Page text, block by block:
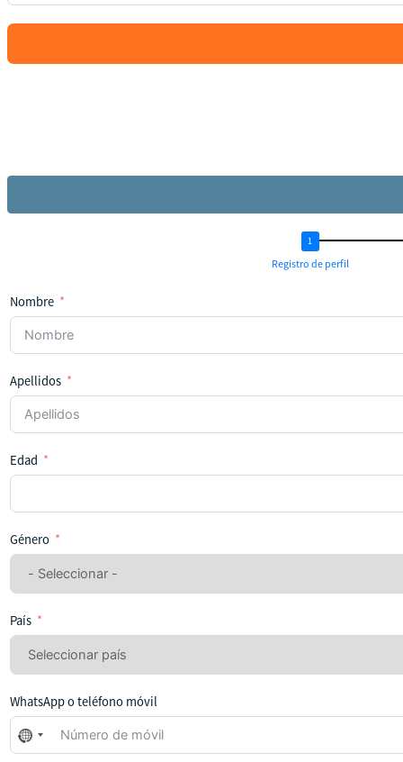
States
+1
Registro de perfil
Nombre
Apellidos
Edad
Género
País
WhatsApp o teléfono móvil
No
se